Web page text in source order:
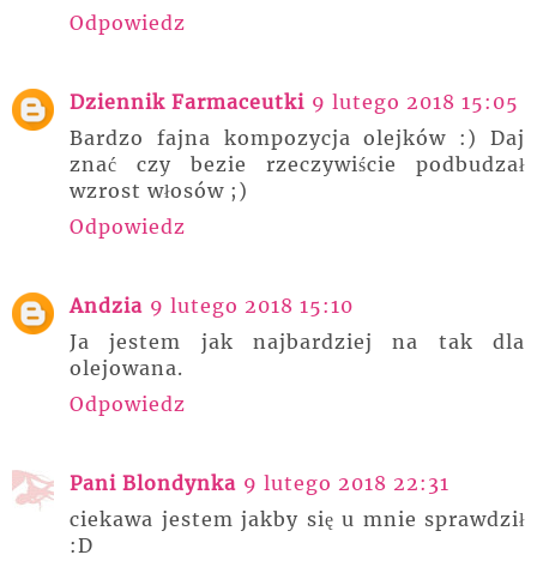
Odpowiedz
Dziennik Farmaceutki 9 lutego 2018 15:05
Bardzo fajna kompozycja olejków :) Daj
znać czy bezie rzeczywiście podbudzał
wzrost włosów ;)
Odpowiedz
Andzia 9 lutego 2018 15:10
Ja jestem jak najbardziej na tak dla
olejowana.
Odpowiedz
Pani Blondynka 9 lutego 2018 22:31
ciekawa jestem jakby się u mnie sprawdził
:D